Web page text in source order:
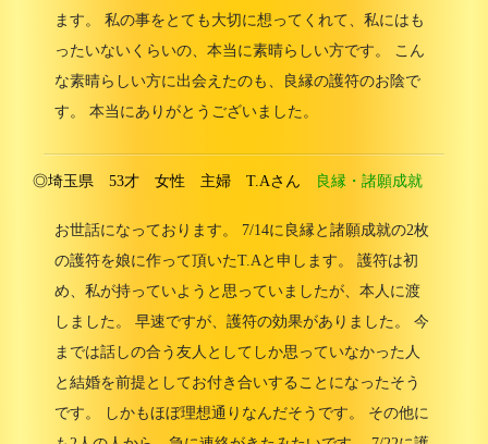
ます。 私の事をとても大切に想ってくれて、私にはも
ったいないくらいの、本当に素晴らしい方です。 こん
な素晴らしい方に出会えたのも、良縁の護符のお陰で
す。 本当にありがとうございました。
◎埼玉県 53才 女性 主婦 T.Aさん 良縁・諸願成就
お世話になっております。 7/14に良縁と諸願成就の2枚
の護符を娘に作って頂いたT.Aと申します。 護符は初
め、私が持っていようと思っていましたが、本人に渡
しました。 早速ですが、護符の効果がありました。 今
までは話しの合う友人としてしか思っていなかった人
と結婚を前提としてお付き合いすることになったそう
です。 しかもほぼ理想通りなんだそうです。 その他に